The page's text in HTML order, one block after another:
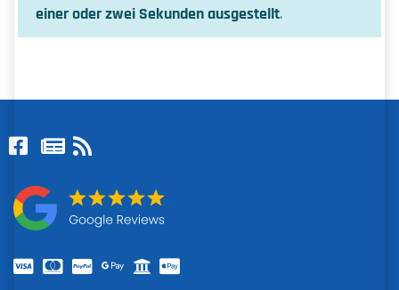
einer oder zwei Sekunden ausgestellt.